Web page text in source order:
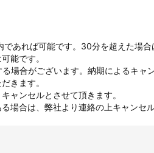
あれば可能です。30分を超えた場合
能です。
場合がございます。納期によるキ
きます。
ャンセルとさせて頂きます。
場合は、弊社より連絡の上キャンセ